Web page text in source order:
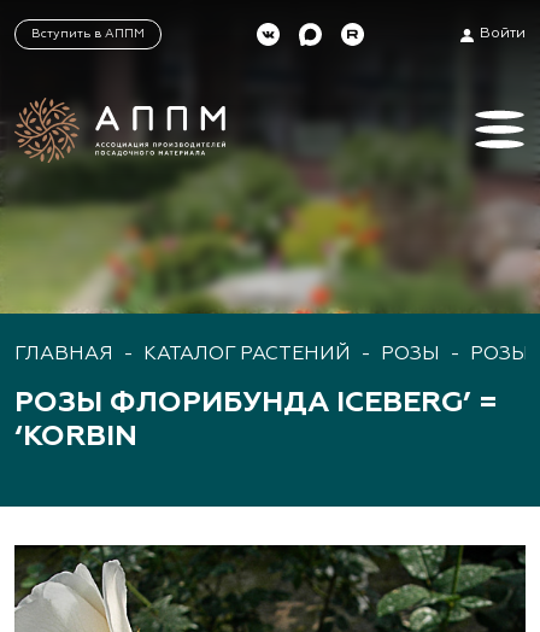
Вступить в АППМ Войти
ГЛАВНАЯ - КАТАЛОГ РАСТЕНИЙ - РОЗЫ - РОЗЫ
РОЗЫ ФЛОРИБУНДА ICEBERG’ =
‘KORBIN